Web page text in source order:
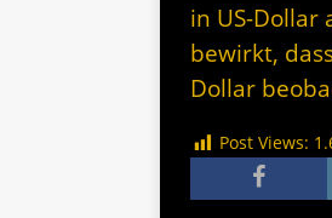
in US-Dollar
bewirkt,
Dollar
Post Views: